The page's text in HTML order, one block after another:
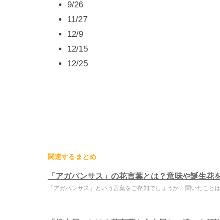
9/26
11/27
12/9
12/15
12/25
関連するまとめ
「アガパンサス」の花言葉とは？意味や誕生花
「アガパンサス」という言葉をご存知でしょうか。聞いたこと